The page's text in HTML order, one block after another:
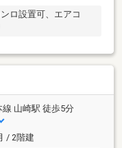
ロ設置可、エアコ
山崎駅 徒歩5分
/ 2階建